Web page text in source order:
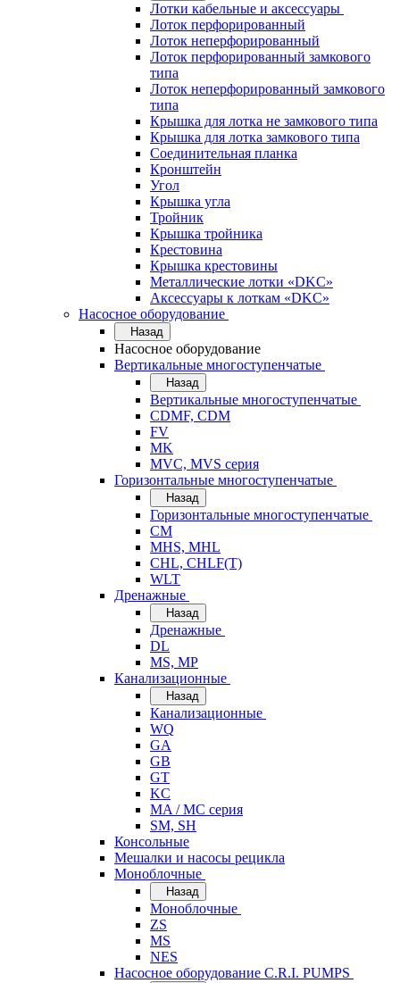
Лотки кабельные и аксессуары
Лоток перфорированный
Лоток неперфорированный
Лоток перфорированный замкового
типа
Лоток неперфорированный замкового
типа
Крышка для лотка не замкового типа
Крышка для лотка замкового типа
Соединительная планка
Кронштейн
Угол
Крышка угла
Тройник
Крышка тройника
Крестовина
Крышка крестовины
Металлические лотки «DKC»
Аксессуары к лоткам «DKC»
Насосное оборудование
Назад
Насосное оборудование
Вертикальные многоступенчатые
Назад
Вертикальные многоступенчатые
CDMF, CDM
FV
MK
MVC, MVS серия
Горизонтальные многоступенчатые
Назад
Горизонтальные многоступенчатые
CM
MHS, MHL
CHL, CHLF(T)
WLT
Дренажные
Назад
Дренажные
DL
MS, MP
Канализационные
Назад
Канализационные
WQ
GA
GB
GT
KC
MA / MC серия
SM, SH
Консольные
Мешалки и насосы рецикла
Моноблочные
Назад
Моноблочные
ZS
MS
NES
Насосное оборудование C.R.I. PUMPS